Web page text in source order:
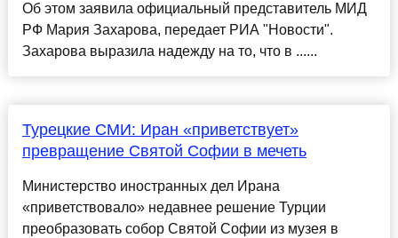
Об этом заявила официальный представитель МИД
РФ Мария Захарова, передает РИА "Новости".
Захарова выразила надежду на то, что в ......
Турецкие СМИ: Иран «приветствует»
превращение Святой Софии в мечеть
Министерство иностранных дел Ирана
«приветствовало» недавнее решение Турции
преобразовать собор Святой Софии из музея в